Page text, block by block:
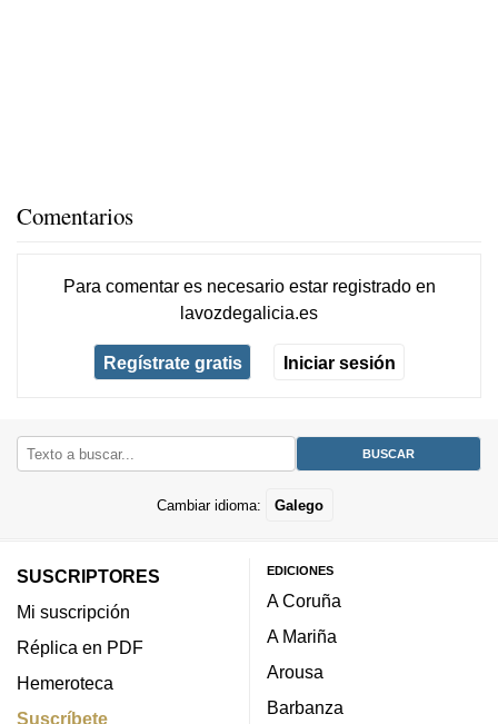
Comentarios
Para comentar es necesario estar registradoen
lavozdegalicia.es
Regístrate gratis Iniciar sesión
Cambiar idioma: Galego
SUSCRIPTORES
Mi suscripción
Réplica en PDF
Hemeroteca
Suscríbete
EDICIONES
A Coruña
A Mariña
Arousa
Barbanza